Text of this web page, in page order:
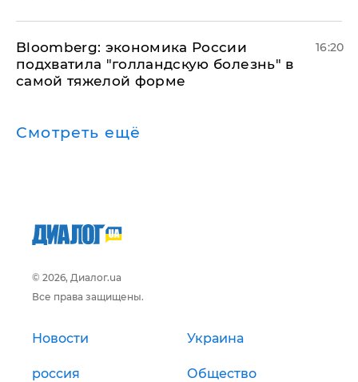
Bloomberg: экономика России
подхватила "голландскую болезнь" в
самой тяжелой форме
16:20
Смотреть ещё
© 2026, Диалог.ua
Все права защищены.
Новости Украина
россия Общество